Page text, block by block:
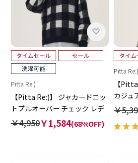
Pitta Re:)
【Pitta Re:)】 ジャカードニッ
トプルオーバー チェック レデ
ィース
￥4,950￥1,584(68%OFF)
Pitta Re:)
【
カジュ
袖 レ
￥